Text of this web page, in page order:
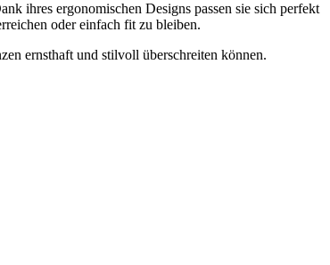
ihres ergonomischen Designs passen sie sich perfekt
oder einfach fit zu bleiben.
ernsthaft und stilvoll überschreiten können.